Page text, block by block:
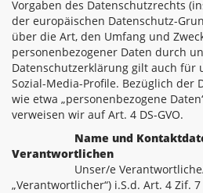
Vorgaben des Datenschutzrechts
der europäischen Datenschutz-
über die Art, den Umfang und
personenbezogener Daten durch
Datenschutzerklärung gilt auch für
Sozial-Media-Profile. Bezüglich der
wie etwa „personenbezogene
verweisen wir auf Art. 4 DS-GVO.
Name und
Verantwortlichen
Unser/e Verantwortliche/r
„Verantwortlicher“) i.S.d. Art. 4 Zif. 7